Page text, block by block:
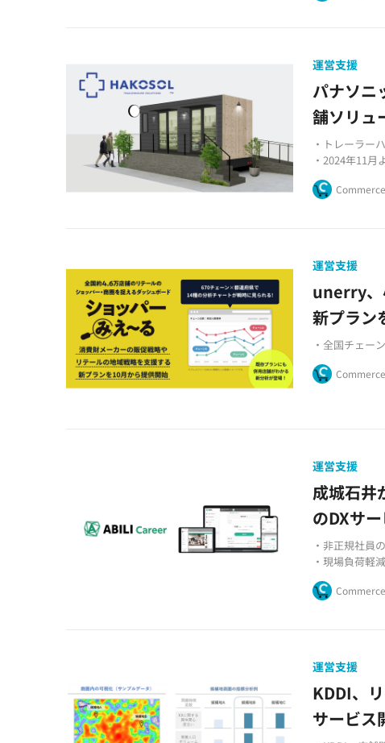
運営支援
パナソニ
舗ソリュ
・トレーラー
・2024年11月
・出店から保
運営支援
unerry、
新プラ
・全国チェー
運営支援
成城石井
のDXサ
・非正規社員
・現場負荷軽
・成城石井が
運営支援
KDDI、
サービス